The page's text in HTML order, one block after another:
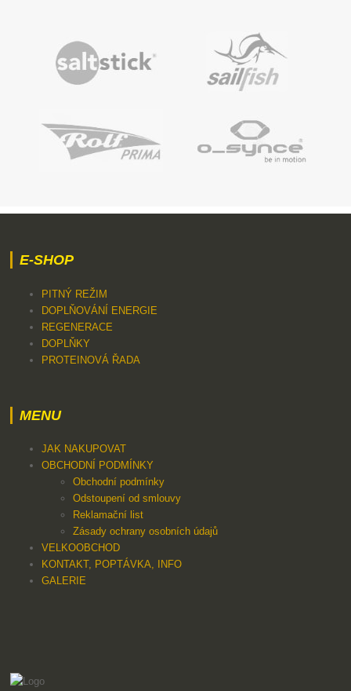
E-SHOP
PITNÝ REŽIM
DOPLŇOVÁNÍ ENERGIE
REGENERACE
DOPLŇKY
PROTEINOVÁ ŘADA
MENU
JAK NAKUPOVAT
OBCHODNÍ PODMÍNKY
Obchodní podmínky
Odstoupení od smlouvy
Reklamační list
Zásady ochrany osobních údajů
VELKOOBCHOD
KONTAKT, POPTÁVKA, INFO
GALERIE